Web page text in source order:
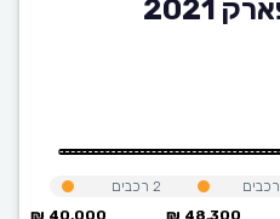
מחירון שברולט ספארק 2021
40,000 ₪
2 רכבים
48,300 ₪
רכבים